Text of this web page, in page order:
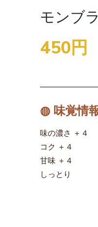
モンブ
450円
◍ 味覚情
味の濃さ ＋４
コク ＋４
甘味 ＋４
しっとり